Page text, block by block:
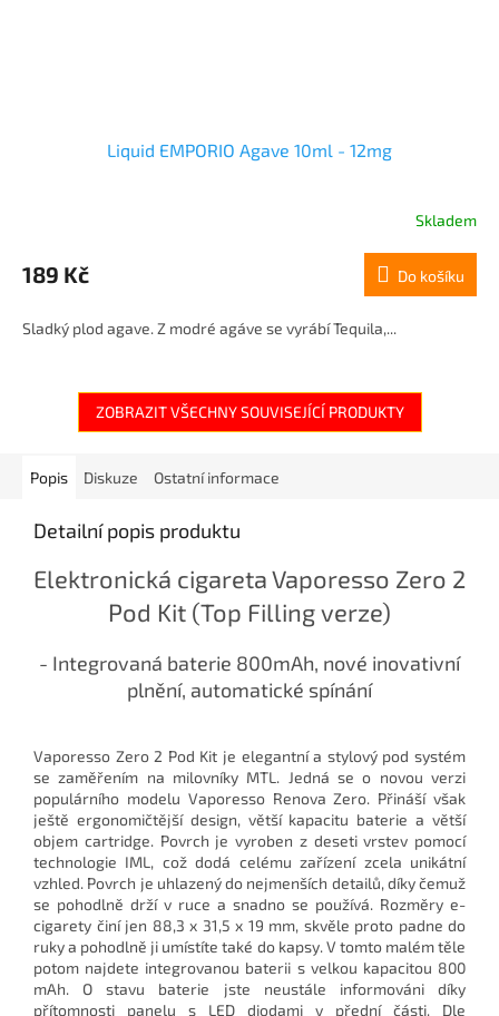
Liquid EMPORIO Agave 10ml - 12mg
Skladem
189 Kč Do košíku
Sladký plod agave. Z modré agáve se vyrábí Tequila,...
ZOBRAZIT VŠECHNY SOUVISEJÍCÍ PRODUKTY
Popis Diskuze Ostatní informace
Detailní popis produktu
Elektronická cigareta Vaporesso Zero 2
Pod Kit (Top Filling verze)
- Integrovaná baterie 800mAh, nové inovativní
plnění, automatické spínání
Vaporesso Zero 2 Pod Kit je elegantní a stylový pod systém
se zaměřením na milovníky MTL. Jedná se o novou verzi
populárního modelu Vaporesso Renova Zero. Přináší však
ještě ergonomičtější design, větší kapacitu baterie a větší
objem cartridge. Povrch je vyroben z deseti vrstev pomocí
technologie IML, což dodá celému zařízení zcela unikátní
vzhled. Povrch je uhlazený do nejmenších detailů, díky čemuž
se pohodlně drží v ruce a snadno se používá. Rozměry e-
cigarety činí jen 88,3 x 31,5 x 19 mm, skvěle proto padne do
ruky a pohodlně ji umístíte také do kapsy. V tomto malém těle
potom najdete integrovanou baterii s velkou kapacitou 800
mAh. O stavu baterie jste neustále informováni díky
přítomnosti panelu s LED diodami v přední části. Dle